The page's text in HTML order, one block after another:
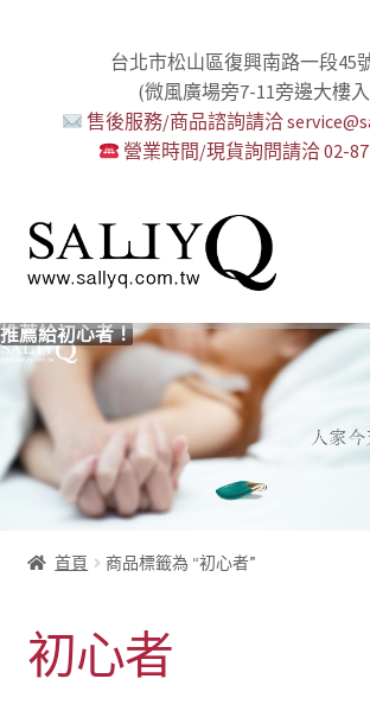
台北市松山區復興南路一段45
(微風廣場旁7-11旁邊大樓
售後服務/商品諮詢請洽
營業時間/現貨詢問請洽 02-
跳
至
導
列
跳
至
主
內
容
推薦給初心者！
用藥三分毒！
絕對拘束、絕對快感！
野外調教專區請點我！
零卡分期小額支付!
高潮小哥哥！
免下車也可以購物！
時尚真皮Ｋ金手腳環+短鏈
K金綺娜情趣時尚組
嘗試輕柔的SM，你要一起嗎？
Bess2 買1送4毫無冷場！
免洗潤滑 快適生活提案者
小兔乳夾 遠端遙控想壞壞！
雙悅彎 建立你的多重高潮宇宙！
蜜穴攪拌棒 瞄準性感的私密區域
男人，也該犒賞自己了！
門市消費送時尚收納包
出貨調整公告
人氣男優情慾寫真
SallyQ老師客製化語音服務
首頁 商品標籤為 “初心者”
初心者